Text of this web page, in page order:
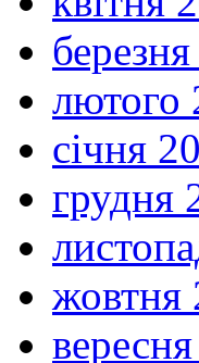
лютого
січня
грудня
жовтня